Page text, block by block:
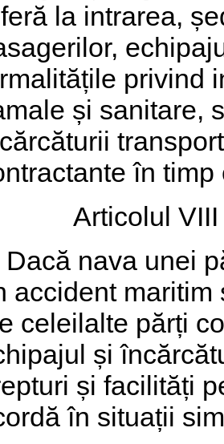
la intrarea,
privind
și sanitare,
în
Articolul VIII
Dacă nava unei
accident
celeilalte părți
și
și facilități
în situații